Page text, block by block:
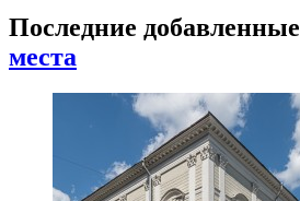
Последние добавленные
места